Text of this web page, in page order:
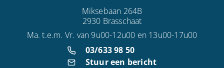
Miksebaan 264B
2930 Brasschaat
Ma. t.e.m. Vr. van 9u00-12u00 en 13u00-17u00
03/633 98 50
Stuur een bericht